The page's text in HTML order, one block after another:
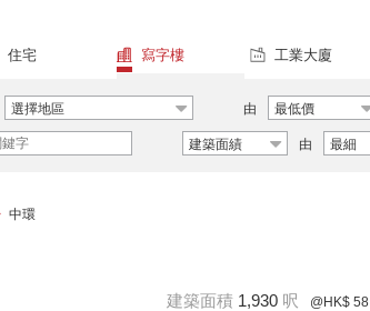
住宅 寫字樓 工業大廈
選擇地區 由 最低價
建築面績 由 最細
中環
建築面積 1,930 呎 @HK$ 58